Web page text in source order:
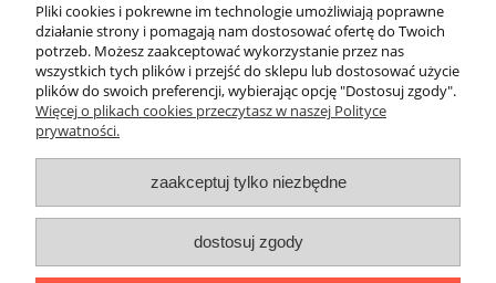
Płatności i dostawa
Informacje
O nas
Witosz i Spółka
44-203 Rybnik ul. Brzezińska 50c
Pliki cookies i pokrewne im technologie umożliwiają poprawne
działanie strony i pomagają nam dostosować ofertę do Twoich
potrzeb. Możesz zaakceptować wykorzystanie przez nas
wszystkich tych plików i przejść do sklepu lub dostosować użycie
plików do swoich preferencji, wybierając opcję "Dostosuj zgody".
Więcej o plikach cookies przeczytasz w naszej Polityce
prywatności.
zaakceptuj tylko niezbędne
dostosuj zgody